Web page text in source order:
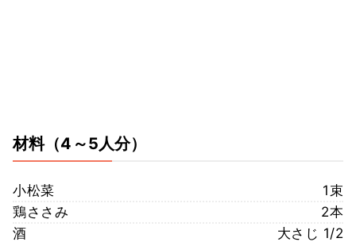
材料（4～5人分）
小松菜
1束
鶏ささみ
2本
酒
大さじ 1/2